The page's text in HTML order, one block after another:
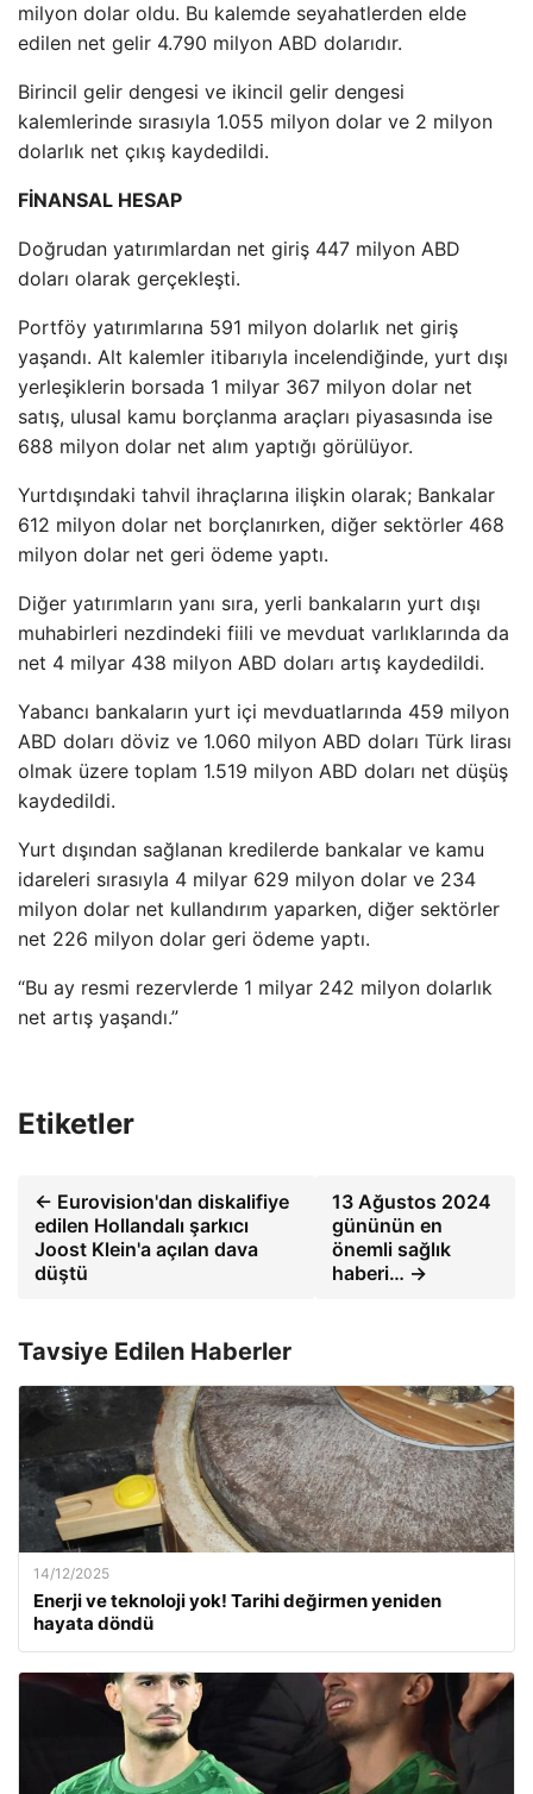
milyon dolar oldu. Bu kalemde seyahatlerden elde
edilen net gelir 4.790 milyon ABD dolarıdır.
Birincil gelir dengesi ve ikincil gelir dengesi
kalemlerinde sırasıyla 1.055 milyon dolar ve 2 milyon
dolarlık net çıkış kaydedildi.
FİNANSAL HESAP
Doğrudan yatırımlardan net giriş 447 milyon ABD
doları olarak gerçekleşti.
Portföy yatırımlarına 591 milyon dolarlık net giriş
yaşandı. Alt kalemler itibarıyla incelendiğinde, yurt dışı
yerleşiklerin borsada 1 milyar 367 milyon dolar net
satış, ulusal kamu borçlanma araçları piyasasında ise
688 milyon dolar net alım yaptığı görülüyor.
Yurtdışındaki tahvil ihraçlarına ilişkin olarak; Bankalar
612 milyon dolar net borçlanırken, diğer sektörler 468
milyon dolar net geri ödeme yaptı.
Diğer yatırımların yanı sıra, yerli bankaların yurt dışı
muhabirleri nezdindeki fiili ve mevduat varlıklarında da
net 4 milyar 438 milyon ABD doları artış kaydedildi.
Yabancı bankaların yurt içi mevduatlarında 459 milyon
ABD doları döviz ve 1.060 milyon ABD doları Türk lirası
olmak üzere toplam 1.519 milyon ABD doları net düşüş
kaydedildi.
Yurt dışından sağlanan kredilerde bankalar ve kamu
idareleri sırasıyla 4 milyar 629 milyon dolar ve 234
milyon dolar net kullandırım yaparken, diğer sektörler
net 226 milyon dolar geri ödeme yaptı.
“Bu ay resmi rezervlerde 1 milyar 242 milyon dolarlık
net artış yaşandı.”
Etiketler
← Eurovision'dan diskalifiye
edilen Hollandalı şarkıcı
Joost Klein'a açılan dava
düştü
13 Ağustos 2024
gününün en
önemli sağlık
haberi… →
Tavsiye Edilen Haberler
14/12/2025
Enerji ve teknoloji yok! Tarihi değirmen yeniden
hayata döndü